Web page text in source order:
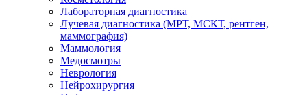
Лабораторная диагностика
Лучевая диагностика (МРТ, МСКТ, рентген,
маммография)
Маммология
Медосмотры
Неврология
Нейрохирургия